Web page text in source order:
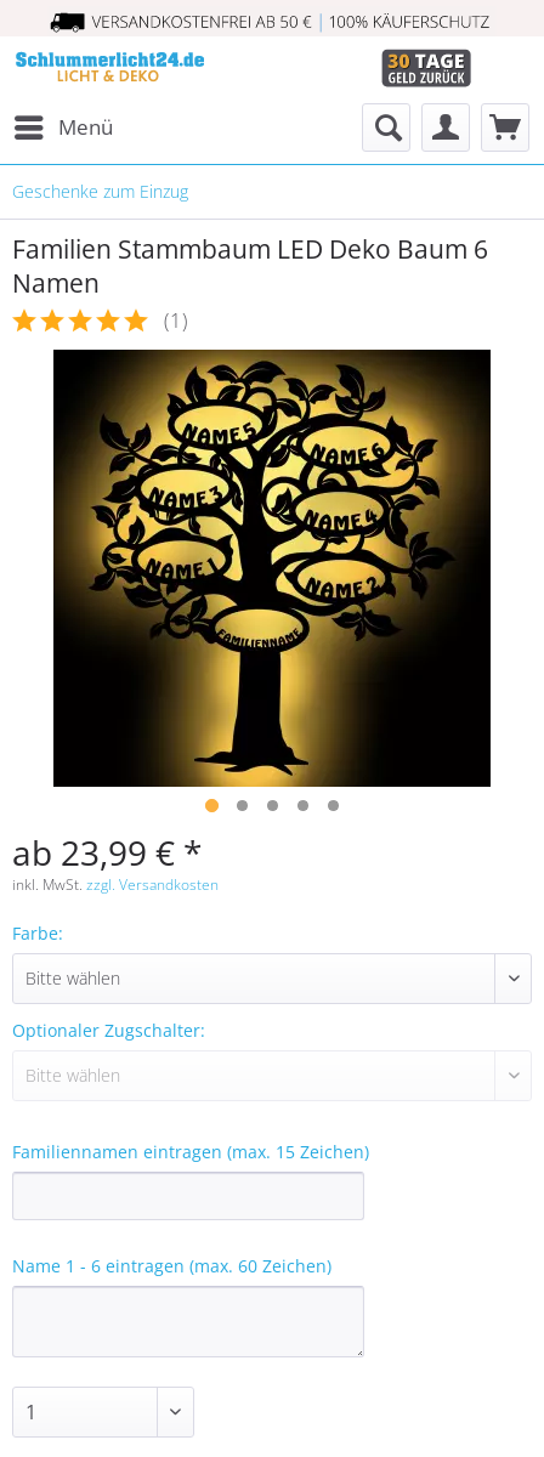
Menü
Geschenke zum Einzug
Familien Stammbaum LED Deko Baum 6
Namen
(1)
ab 23,99 € *
inkl. MwSt. zzgl. Versandkosten
Farbe:
Optionaler Zugschalter:
Familiennamen eintragen (max. 15 Zeichen)
Name 1 - 6 eintragen (max. 60 Zeichen)